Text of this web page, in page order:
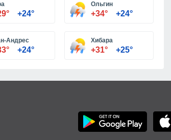
+24°
Ольгин
+34° +24°
Андрес
+24°
Хибара
+31° +25°